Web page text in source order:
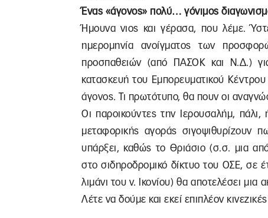
Ένας «άγονος» πολύ… γόνιμος
Ήμουνα νιος και γέρασα, που λέμε.
ημερομηνία ανοίγματος των
προσπαθειών (από ΠΑΣΟΚ και Ν.Δ.)
κατασκευή του Εμπορευματικού
άγονος. Τι πρωτότυπο, θα πουν οι
Οι παροικούντες την Ιερουσαλήμ,
μεταφορικής αγοράς σιγοψιθυρίζουν
υπάρξει, καθώς το Θριάσιο (σ.σ. μια
στο σιδηροδρομικό δίκτυο του ΟΣΕ, σε
λιμάνι του ν. Ικονίου) θα αποτελέσει
Λέτε να δούμε και εκεί επιπλέον